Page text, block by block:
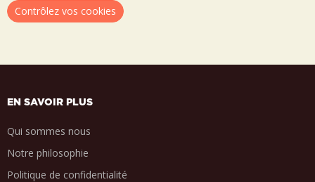
Contrôlez vos cookies
EN SAVOIR PLUS
Qui sommes nous
Notre philosophie
Politique de confidentialité